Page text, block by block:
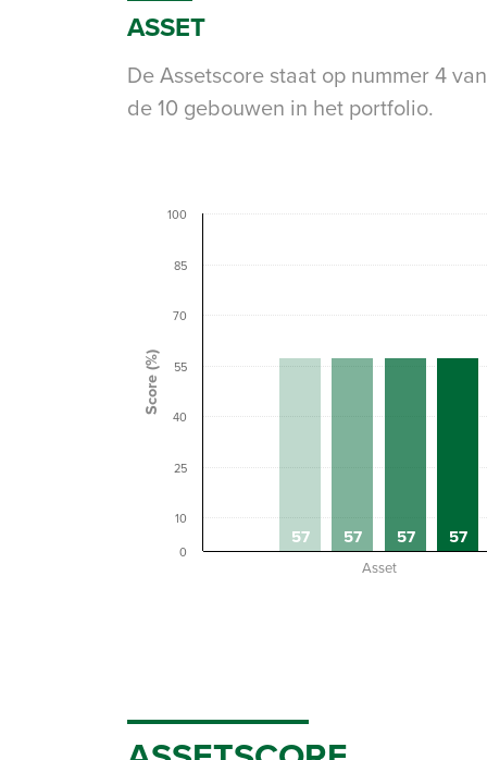
ASSET
De Assetscore staat op nummer 4 van
de 10 gebouwen in het portfolio.
Score (%)
57 57 57 57
Asset
0
10
25
40
55
70
85
100